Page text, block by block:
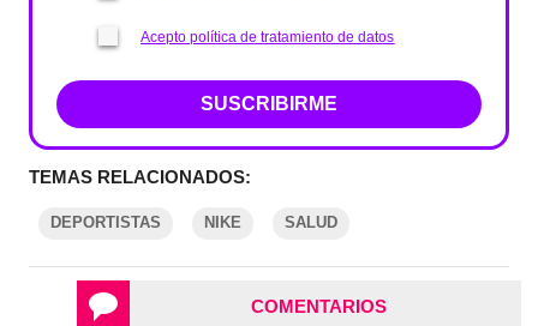
Acepto política de tratamiento de datos
SUSCRIBIRME
TEMAS RELACIONADOS:
DEPORTISTAS NIKE SALUD
COMENTARIOS